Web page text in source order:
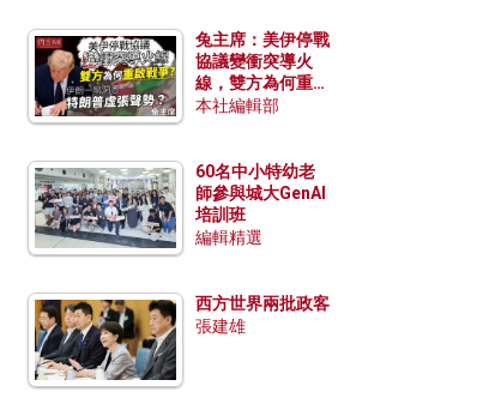
兔主席：美伊停戰
協議變衝突導火
線，雙方為何重啟
戰爭？伊朗一早洞
本社編輯部
60名中小特幼老
師參與城大GenAI
培訓班
編輯精選
西方世界兩批政客
張建雄